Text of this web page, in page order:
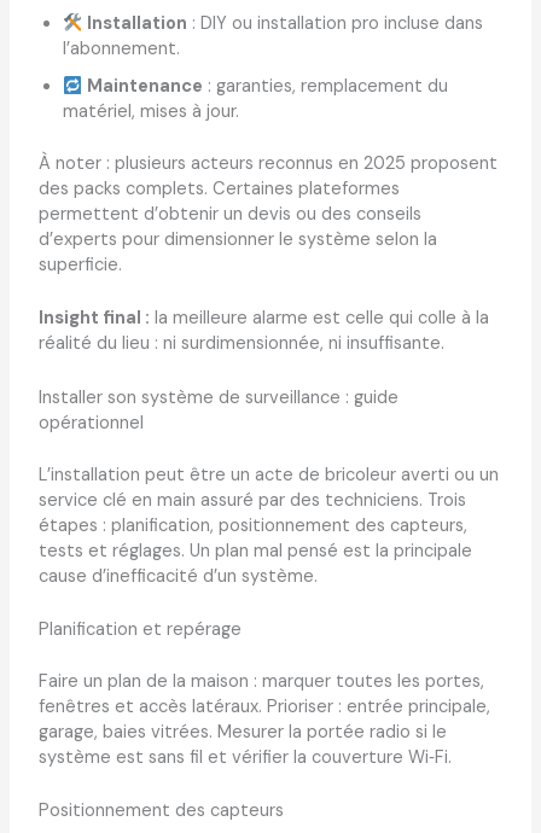
Installation : DIY ou installation pro incluse dans
l’abonnement.
Maintenance : garanties, remplacement du
matériel, mises à jour.
À noter : plusieurs acteurs reconnus en 2025 proposent
des packs complets. Certaines plateformes
permettent d’obtenir un devis ou des conseils
d’experts pour dimensionner le système selon la
superficie.
Insight final : la meilleure alarme est celle qui colle à la
réalité du lieu : ni surdimensionnée, ni insuffisante.
Installer son système de surveillance : guide
opérationnel
L’installation peut être un acte de bricoleur averti ou un
service clé en main assuré par des techniciens. Trois
étapes : planification, positionnement des capteurs,
tests et réglages. Un plan mal pensé est la principale
cause d’inefficacité d’un système.
Planification et repérage
Faire un plan de la maison : marquer toutes les portes,
fenêtres et accès latéraux. Prioriser : entrée principale,
garage, baies vitrées. Mesurer la portée radio si le
système est sans fil et vérifier la couverture Wi‑Fi.
Positionnement des capteurs